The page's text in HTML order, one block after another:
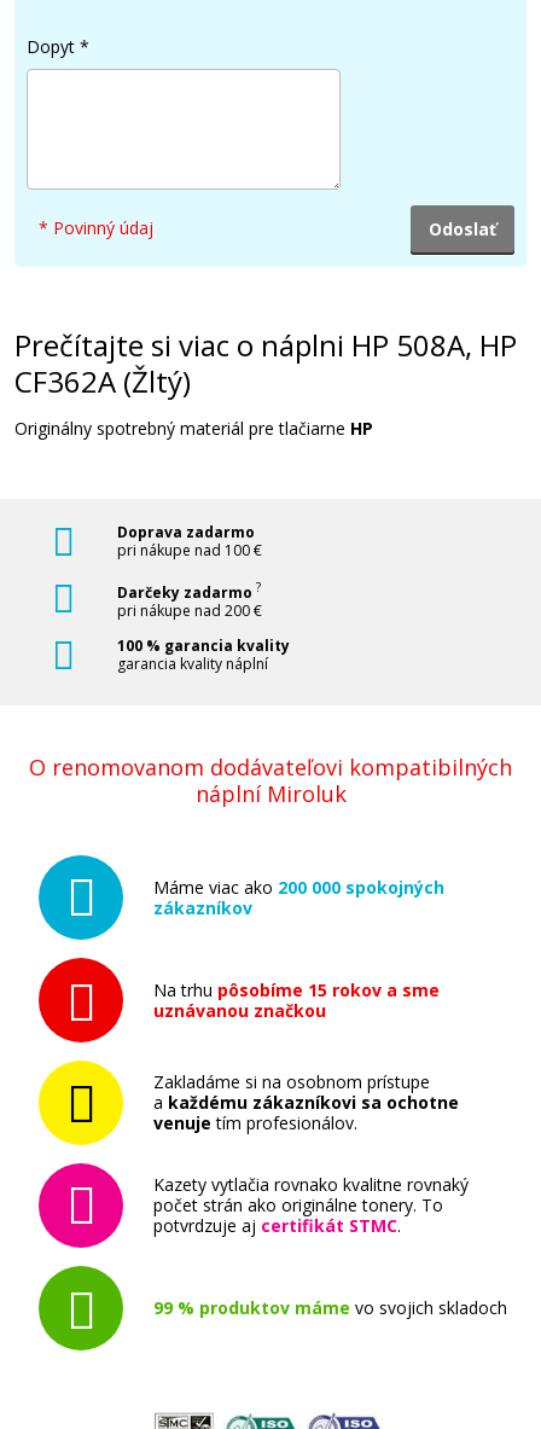
288,90 €
HP 508X, HP CF363X (Purpurový)
Originálny toner
Pridať do košíka
HP 508X, HP CF361X (Azúrový)
Dopyt *
* Povinný údaj
Prečítajte si viac o náplni HP 508A, HP
CF362A (Žltý)
Originálny spotrebný materiál pre tlačiarne HP
Doprava zadarmo
pri nákupe nad 100 €
Darčeky zadarmo ?
pri nákupe nad 200 €
100 % garancia kvality
garancia kvality náplní
O renomovanom dodávateľovi kompatibilných
náplní Miroluk
Máme viac ako 200 000 spokojných
zákazníkov
Na trhu pôsobíme 15 rokov a sme
uznávanou značkou
Zakladáme si na osobnom prístupe
a každému zákazníkovi sa ochotne
venuje tím profesionálov.
Kazety vytlačia rovnako kvalitne rovnaký
počet strán ako originálne tonery. To
potvrdzuje aj certifikát STMC.
99 % produktov máme vo svojich skladoch